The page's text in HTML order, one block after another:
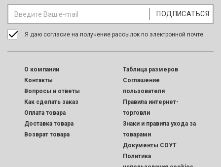
Я даю согласие на получение рассылок по электронной почте.
O компании
Контакты
Вопросы и ответы
Как сделать заказ
Оплата товара
Доставка товара
Возврат товара
Таблица размеров
Соглашение
пользователя
Правила интернет-
торговли
Знаки и правила ухода за
товарами
Документы СОУТ
Политика